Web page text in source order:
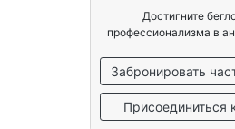
Достигните
профессионализма в
Забронировать
Присоединиться